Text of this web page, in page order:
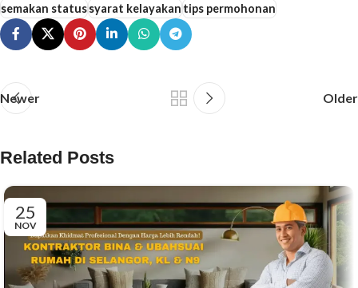
semakan statussyarat kelayakantips permohonan
Newer Older
Related Posts
25
NOV